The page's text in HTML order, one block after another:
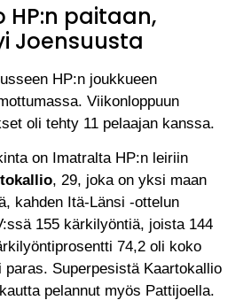
HP:n paitaan,
Joensuusta
HP:n joukkueen
Viikonloppuun
oli tehty 11 pelaajan kanssa.
on Imatralta HP:n leiriin
, 29, joka on yksi maan
kahden Itä-Länsi -ottelun
155 kärkilyöntiä, joista 144
74,2 oli koko
paras. Superpesistä Kaartokallio
pelannut myös Pattijoella.